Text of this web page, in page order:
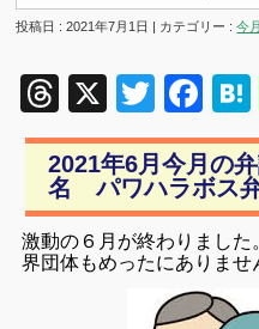
投稿日 : 2021年7月1日 | カテゴリー :今
Threads
X
2021年6月今月の
名 パワハラボス
激動の６月が終わりまし
界団体もめったにありませ